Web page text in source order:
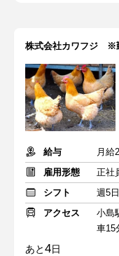
株式会社カワフジ ※
給与
月給
雇用形態
正社
シフト
週5
アクセス
小島
車15
あと4日